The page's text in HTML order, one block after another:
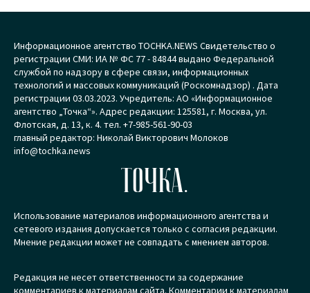
Информационное агентство TOCHKA.NEWS Свидетельство о
регистрации СМИ: ИА № ФС 77 - 84844 выдано Федеральной
службой по надзору в сфере связи, информационных
технологий и массовых коммуникаций (Роскомнадзор) . Дата
регистрации 03.03.2023. Учредитель: АО «Информационное
агентство „Точка“». Адрес редакции: 125581, г. Москва, ул.
Флотская, д. 13, к. 4. тел. +7-985-561-90-03
главный редактор: Николай Викторович Молоков
info@tochka.news
ТОЧКА.
Использование материалов информационного агентства и
сетевого издания допускается только с согласия редакции.
Мнение редакции может не совпадать с мнением авторов.
Редакция не несет ответственности за содержание
комментариев к материалам сайта. Комментарии к материалам